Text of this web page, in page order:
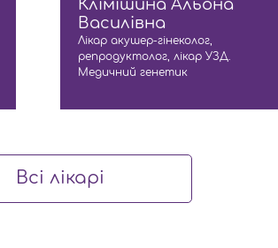
Клімішина Альона
Василівна
Лікар акушер-гінеколог,
репродуктолог, лікар УЗД.
Медичний генетик
Всі лікарі